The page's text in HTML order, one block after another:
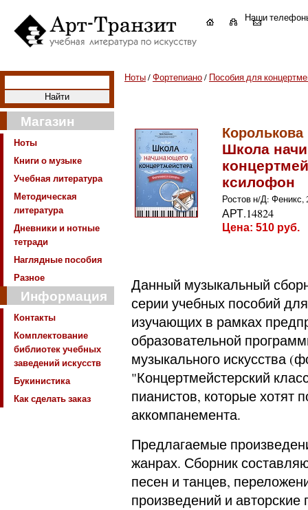
Наши
Магазин
Ноты
Книги о музыке
Учебная литература
Методическая
литература
Дневники и нотные
тетради
Наглядные пособия
Разное
Информация
Контакты
Комплектование
библиотек учебных
заведений искусств
Букинистика
Как сделать заказ
Ноты/Фортепиано/ Пособия для
Королькова
Школа
ксилофон
Ростов н/Д: Феникс,
АРТ.14824
Цена: 510 руб.
Данный музыкальный
серии учебных пособий
изучающих в рамках
образовательной
музыкального искусства
"Концертмейстерский
пианистов, которые хотят
аккомпанемента.
Предлагаемые
жанрах. Сборник
песен и танцев,
произведений и авторские